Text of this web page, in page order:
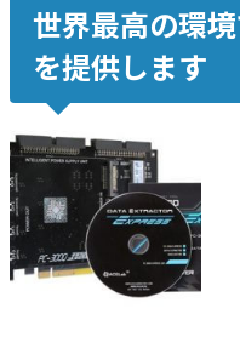
世界最高の環
を提供します